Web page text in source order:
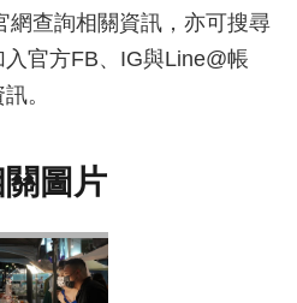
網查詢相關資訊，亦可搜尋
入官方FB、IG與Line@帳
。
圖片